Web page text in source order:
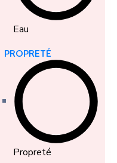
Eau
PROPRETÉ
Propreté